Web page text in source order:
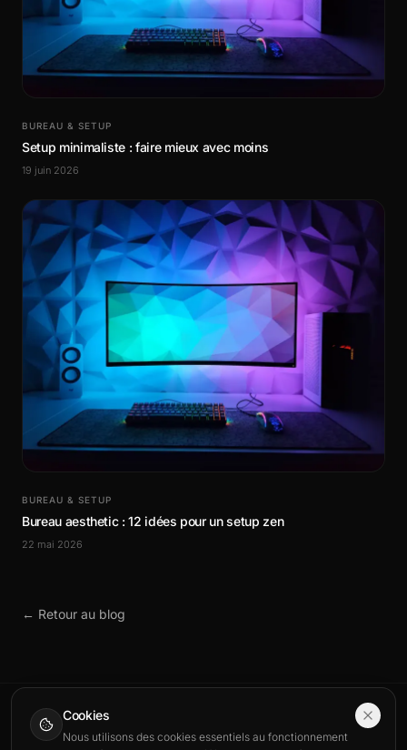
BUREAU & SETUP
Setup minimaliste : faire mieux avec moins
19 juin 2026
BUREAU & SETUP
Bureau aesthetic : 12 idées pour un setup zen
22 mai 2026
← Retour au blog
Cookies
Nous utilisons des cookies essentiels au fonctionnement